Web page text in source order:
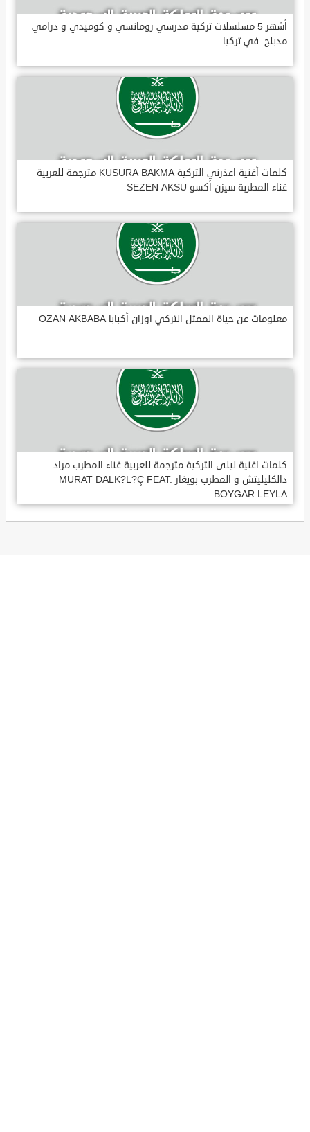
أشهر 5 مسلسلات تركية مدرسي رومانسي و كوميدي و درامي
مدبلج. في تركيا
كلمات أغنية اعذرني التركية KUSURA BAKMA مترجمة للعربية
غناء المطربة سيزن أكسو SEZEN AKSU
معلومات عن حياة الممثل التركي اوزان أكبابا OZAN AKBABA
كلمات اغنية ليلى التركية مترجمة للعربية غناء المطرب مراد
دالكليليتش و المطرب بويغار MURAT DALK?L?Ç FEAT.
BOYGAR LEYLA